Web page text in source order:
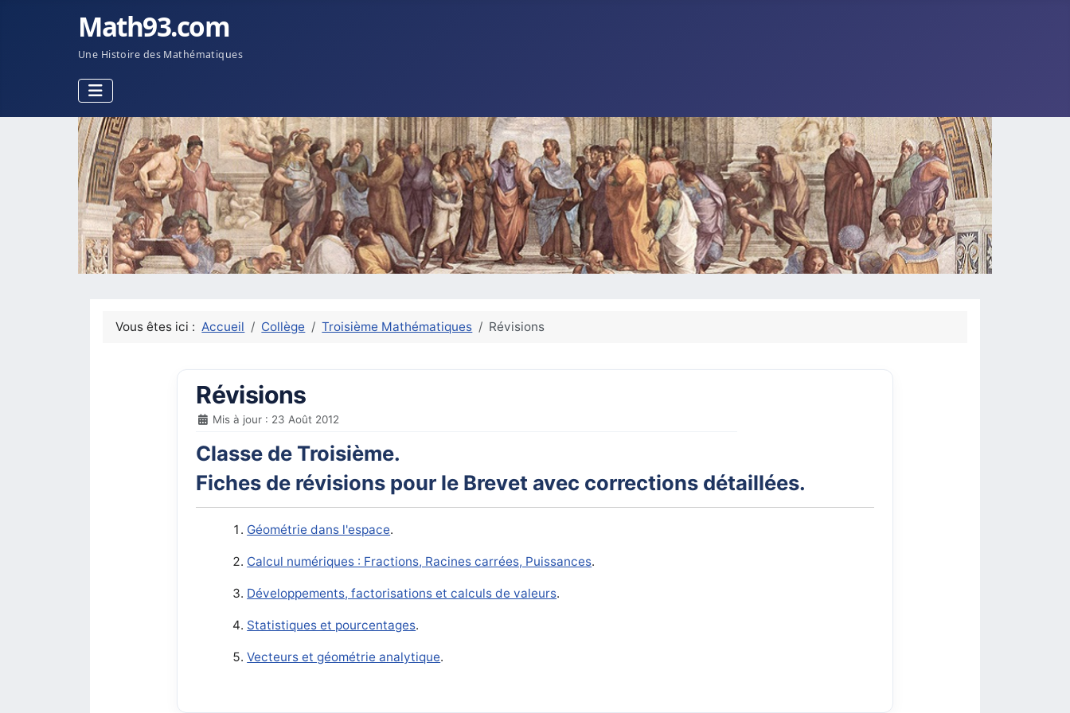
Math93.com
Une Histoire des Mathématiques
Vous êtes ici :Accueil Collège Troisième Mathématiques Révisions
Révisions
Mis à jour : 23 Août 2012
Classe de Troisième.
Fiches de révisions pour le Brevet avec corrections détaillées.
Géométrie dans l'espace.
Calcul numériques : Fractions, Racines carrées, Puissances.
Développements, factorisations et calculs de valeurs.
Statistiques et pourcentages.
Vecteurs et géométrie analytique.